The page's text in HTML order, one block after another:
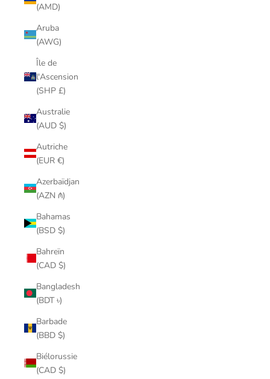
(AMD)
Aruba
(AWG)
Île de
l'Ascension
(SHP £)
Australie
(AUD $)
Autriche
(EUR €)
Azerbaïdjan
(AZN ₼)
Bahamas
(BSD $)
Bahreïn
(CAD $)
Bangladesh
(BDT ৳)
Barbade
(BBD $)
Biélorussie
(CAD $)